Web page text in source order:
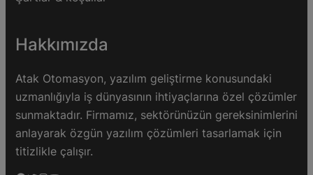
Hakkımızda
Atak Otomasyon, yazılım geliştirme konusundaki
uzmanlığıyla iş dünyasının ihtiyaçlarına özel çözümler
sunmaktadır. Firmamız, sektörünüzün gereksinimlerini
anlayarak özgün yazılım çözümleri tasarlamak için
titizlikle çalışır.